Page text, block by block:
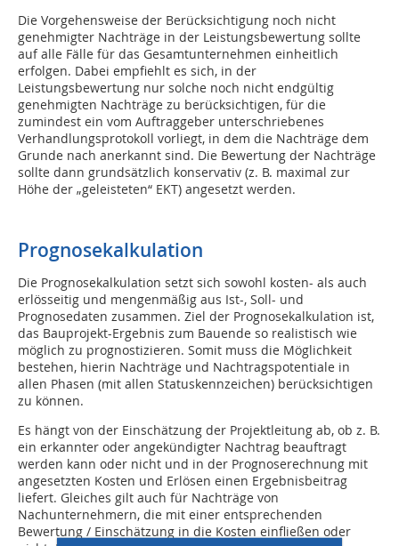
Die Vorgehensweise der Berücksichtigung noch nicht
genehmigter Nachträge in der Leistungsbewertung sollte
auf alle Fälle für das Gesamtunternehmen einheitlich
erfolgen. Dabei empfiehlt es sich, in der
Leistungsbewertung nur solche noch nicht endgültig
genehmigten Nachträge zu berücksichtigen, für die
zumindest ein vom Auftraggeber unterschriebenes
Verhandlungsprotokoll vorliegt, in dem die Nachträge dem
Grunde nach anerkannt sind. Die Bewertung der Nachträge
sollte dann grundsätzlich konservativ (z. B. maximal zur
Höhe der „geleisteten“ EKT) angesetzt werden.
Prognosekalkulation
Die Prognosekalkulation setzt sich sowohl kosten- als auch
erlösseitig und mengenmäßig aus Ist-, Soll- und
Prognosedaten zusammen. Ziel der Prognosekalkulation ist,
das Bauprojekt-Ergebnis zum Bauende so realistisch wie
möglich zu prognostizieren. Somit muss die Möglichkeit
bestehen, hierin Nachträge und Nachtragspotentiale in
allen Phasen (mit allen Statuskennzeichen) berücksichtigen
zu können.
Es hängt von der Einschätzung der Projektleitung ab, ob z. B.
ein erkannter oder angekündigter Nachtrag beauftragt
werden kann oder nicht und in der Prognoserechnung mit
angesetzten Kosten und Erlösen einen Ergebnisbeitrag
liefert. Gleiches gilt auch für Nachträge von
Nachunternehmern, die mit einer entsprechenden
Bewertung / Einschätzung in die Kosten einfließen oder